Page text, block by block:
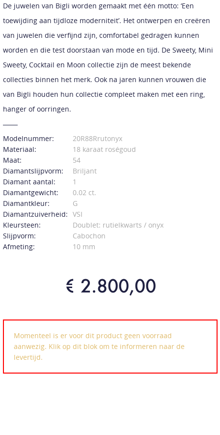
De juwelen van Bigli worden gemaakt met één motto: ‘Een
toewijding aan tijdloze moderniteit’. Het ontwerpen en creëren
van juwelen die verfijnd zijn, comfortabel gedragen kunnen
worden en die test doorstaan van mode en tijd. De Sweety, Mini
Sweety, Cocktail en Moon collectie zijn de meest bekende
collecties binnen het merk. Ook na jaren kunnen vrouwen die
van Bigli houden hun collectie compleet maken met een ring,
hanger of oorringen.
Modelnummer:
20R88Rrutonyx
Materiaal:
18 karaat roségoud
Maat:
54
Diamantslijpvorm:
Briljant
Diamant aantal:
1
Diamantgewicht:
0.02 ct.
Diamantkleur:
G
Diamantzuiverheid: VSI
Kleursteen:
Doublet: rutielkwarts / onyx
Slijpvorm:
Cabochon
Afmeting:
10 mm
€ 2.800,00
Momenteel is er voor dit product geen voorraad
aanwezig. Klik op dit blok om te informeren naar de
levertijd.